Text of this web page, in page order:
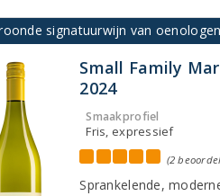
signatuurwijn van
Small Family
2024
Smaakprofiel
Fris, expressief
(2
Sprankelende,